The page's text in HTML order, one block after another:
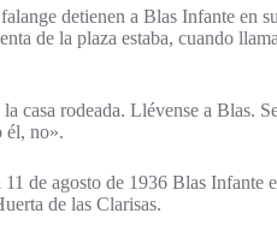
detienen a Blas Infante en
de la plaza estaba, cuando
casa rodeada. Llévense a Blas.
él, no».
de agosto de 1936 Blas Infante
de las Clarisas.